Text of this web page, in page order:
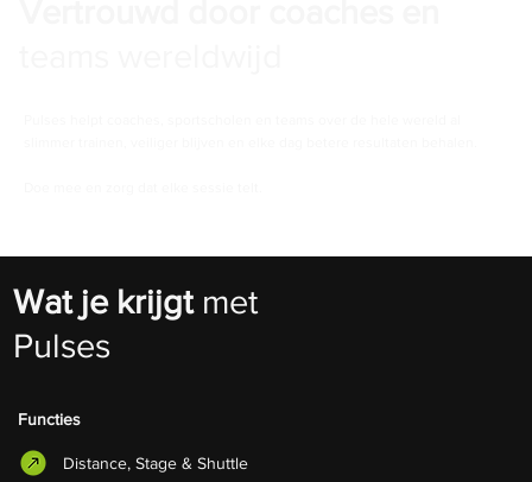
Wat je krijgt met
Pulses
Functies
Distance, Stage & Shuttle